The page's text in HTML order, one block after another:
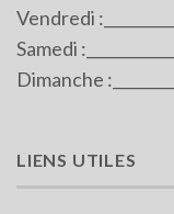
Vendredi
Samedi
Dimanche
LIENS UTILES